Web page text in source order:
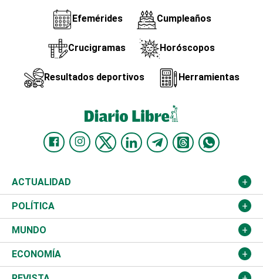
Efemérides Cumpleaños
Crucigramas Horóscopos
Resultados deportivos Herramientas
ACTUALIDAD
Nacional
Ciudad
Educación
Salud
POLÍTICA
Partidos
JCE
MUNDO
Estados Unidos
ECONOMÍA